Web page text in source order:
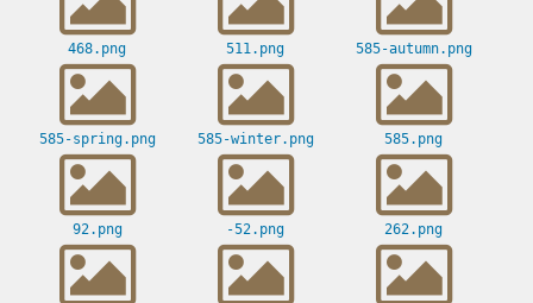
468.png 511.png 585-autumn.png
585-spring.png 585-winter.png 585.png
92.png -52.png 262.png